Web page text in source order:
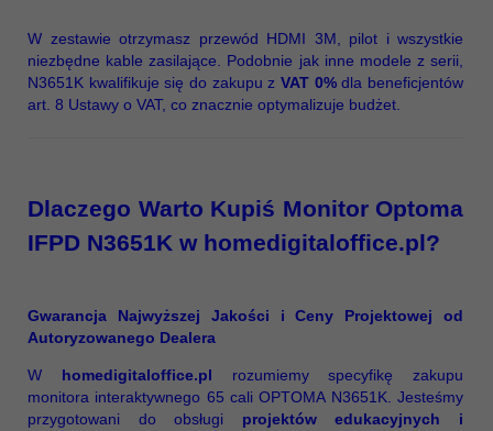
W zestawie otrzymasz przewód HDMI 3M, pilot i wszystkie
niezbędne kable zasilające. Podobnie jak inne modele z serii,
N3651K kwalifikuje się do zakupu z VAT 0%dla beneficjentów
art. 8 Ustawy o VAT, co znacznie optymalizuje budżet.
Dlaczego Warto Kupiś Monitor Optoma
IFPD N3651K w homedigitaloffice.pl?
Gwarancja Najwyższej Jakości i Ceny Projektowej od
Autoryzowanego Dealera
W homedigitaloffice.pl rozumiemy specyfikę zakupu
monitora interaktywnego 65 cali OPTOMA N3651K. Jesteśmy
przygotowani do obsługi projektów edukacyjnych i